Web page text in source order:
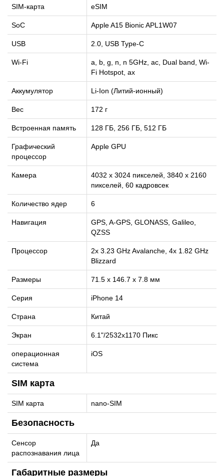
SIM-карта eSIM
SoC Apple A15 Bionic APL1W07
USB 2.0, USB Type-C
Wi-Fi
a, b, g, n, n 5GHz, ac, Dual band, Wi-
Fi Hotspot, ax
Аккумулятор Li-Ion (Литий-ионный)
Вес 172 г
Встроенная память 128 ГБ, 256 ГБ, 512 ГБ
Графический
процессор
Apple GPU
Камера
4032 x 3024 пикселей, 3840 x 2160
пикселей, 60 кадровсек
Количество ядер 6
Навигация
GPS, A-GPS, GLONASS, Galileo,
QZSS
Процессор
2x 3.23 GHz Avalanche, 4x 1.82 GHz
Blizzard
Размеры 71.5 x 146.7 x 7.8 мм
Серия iPhone 14
Страна Китай
Экран 6.1"/2532x1170 Пикс
операционная
система
iOS
SIM карта
SIM карта nano-SIM
Безопасность
Сенсор
распознавания лица
Да
Габаритные размеры